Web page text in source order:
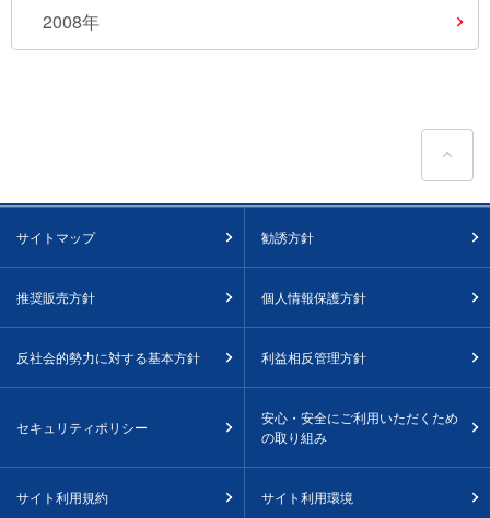
2008年
ペ
サイトマップ 勧誘方針
推奨販売方針 個人情報保護方針
反社会的勢力に対する基本方針 利益相反管理方針
セキュリティポリシー
安心・安全にご利用いただくため
の取り組み
サイト利用規約 サイト利用環境